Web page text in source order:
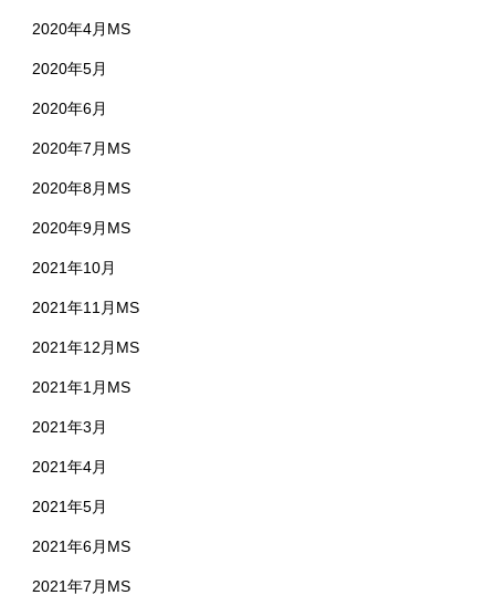
2020年4月MS
2020年5月
2020年6月
2020年7月MS
2020年8月MS
2020年9月MS
2021年10月
2021年11月MS
2021年12月MS
2021年1月MS
2021年3月
2021年4月
2021年5月
2021年6月MS
2021年7月MS